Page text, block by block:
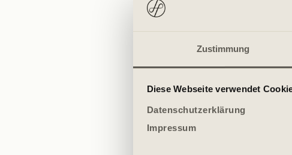
Zustimmung
Diese Webseite verwendet
Datenschutzerklärung
Impressum